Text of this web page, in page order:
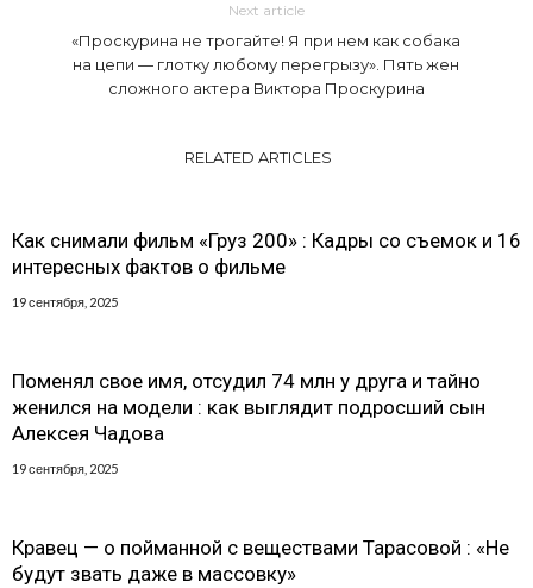
Next article
«Проскурина не трогайте! Я при нем как собака
на цепи — глотку любому перегрызу». Пять жен
сложного актера Виктора Проскурина
RELATED ARTICLES
Как снимали фильм «Груз 200» : Кадры со съемок и 16
интересных фактов о фильме
19 сентября, 2025
Поменял свое имя, отсудил 74 млн у друга и тайно
женился на модели : как выглядит подросший сын
Алексея Чадова
19 сентября, 2025
Кравец — о пойманной с веществами Тарасовой : «Не
будут звать даже в массовку»